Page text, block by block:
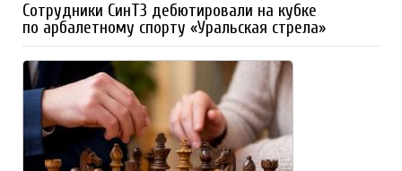
Сотрудники СинТЗ дебютировали на кубке
по арбалетному спорту «Уральская стрела»